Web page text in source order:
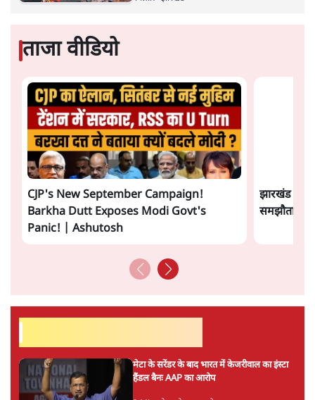
वाला समर्थन अक्सर अपर्याप्त होता है इसके बावजूद IIT-JEE पास
अनुभव होता है। लेकिन देश और दुनिया के सर्वोच्च संस्थानों में
पहुँचने के बाद भी महिला की ‘देह’ उसका पीछा नहीं छोड़ती। एक
छात्र के रूप में उसकी ‘मकैनिक्स’ कितनी अच्छी थी, उसे
‘फ़ंक्शन’ में कितनी महारत हासिल थी या वो रोटैशनल
डाइनैमिक्स, फ्रिक्शन व पुली के सवाल कितने आसानी से कर लेती
थी किसी को संभवतया इससे कोई फ़र्क नहीं पड़ता। किसी को यह
जानने में दिलचस्पी नहीं है कि उसकी ऑर्गैनिक केमिस्ट्री ज्यादा
अच्छी थी या इनॉर्गैनिक! इतना सबकुछ पढ़के,अंत में पुरुष के लिए
वो सिर्फ देह रह जाती है। एक महिला जिसमें असीमित संभवनाएं
उमड़ती रहती हैं पर वो सिर्फ एक देह है, इससे शर्मनाक कुछ नहीं हो
सकता, कुछ भी नहीं!